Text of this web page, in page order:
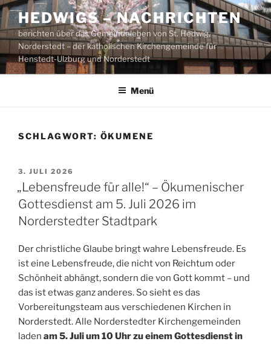
Zum
Inhalt
springen
HEDWIGS – NACHRICHTEN
berichten über das Gemeindeleben von St. Hedwig,
Norderstedt – der katholischen Kirchengemeinde für
Henstedt-Ulzburg und Norderstedt
Menü
SCHLAGWORT: ÖKUMENE
VERÖFFENTLICHT
AM
3. JULI 2026
„Lebensfreude für alle!“ – Ökumenischer
Gottesdienst am 5. Juli 2026 im
Norderstedter Stadtpark
Der christliche Glaube bringt wahre Lebensfreude. Es
ist eine Lebensfreude, die nicht von Reichtum oder
Schönheit abhängt, sondern die von Gott kommt – und
das ist etwas ganz anderes. So sieht es das
Vorbereitungsteam aus verschiedenen Kirchen in
Norderstedt. Alle Norderstedter Kirchengemeinden
laden am 5. Juli um 10 Uhr zu einem Gottesdienst in